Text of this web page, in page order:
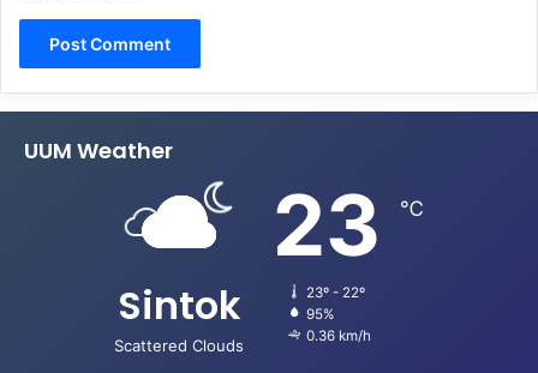
UUM Weather
Sintok
Scattered Clouds
23 ℃
23º - 22º
95%
0.36 km/h